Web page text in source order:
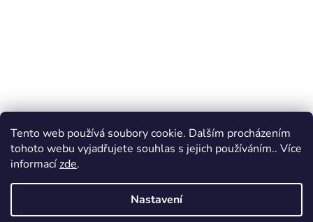
Tento web používá soubory cookie. Dalším procházením
tohoto webu vyjadřujete souhlas s jejich používáním.. Více
informacízde.
Nastavení